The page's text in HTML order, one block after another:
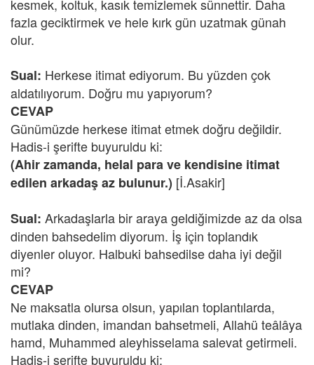
kesmek, koltuk, kasık temizlemek sünnettir. Daha
fazla geciktirmek ve hele kırk gün uzatmak günah
olur.
Sual: Herkese itimat ediyorum. Bu yüzden çok
aldatılıyorum. Doğru mu yapıyorum?
CEVAP
Günümüzde herkese itimat etmek doğru değildir.
Hadis-i şerifte buyuruldu ki:
(Ahir zamanda, helal para ve kendisine itimat
edilen arkadaş az bulunur.) [İ.Asakir]
Sual: Arkadaşlarla bir araya geldiğimizde az da olsa
dinden bahsedelim diyorum. İş için toplandık
diyenler oluyor. Halbuki bahsedilse daha iyi değil
mi?
CEVAP
Ne maksatla olursa olsun, yapılan toplantılarda,
mutlaka dinden, imandan bahsetmeli, Allahü teâlâya
hamd, Muhammed aleyhisselama salevat getirmeli.
Hadis-i şerifte buyuruldu ki: